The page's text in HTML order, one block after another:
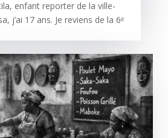
enfant reporter de la ville-
j’ai 17 ans. Je reviens de la 6ᵉ